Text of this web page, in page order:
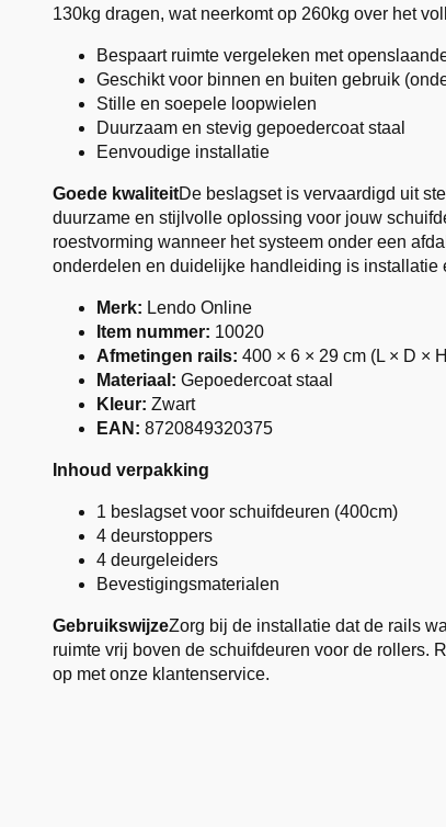
130kg dragen, wat neerkomt op 260kg over het
Bespaart ruimte vergeleken met
Geschikt voor binnen en buiten gebruik
Stille en soepele loopwielen
Duurzaam en stevig gepoedercoat staal
Eenvoudige installatie
Goede kwaliteitDe beslagset is vervaardigd uit
duurzame en stijlvolle oplossing voor jouw
roestvorming wanneer het systeem onder een
onderdelen en duidelijke handleiding is installatie
Merk: Lendo Online
Item nummer: 10020
Afmetingen rails: 400 × 6 × 29 cm (L × D ×
Materiaal: Gepoedercoat staal
Kleur: Zwart
EAN: 8720849320375
Inhoud verpakking
1 beslagset voor schuifdeuren (400cm)
4 deurstoppers
4 deurgeleiders
Bevestigingsmaterialen
GebruikswijzeZorg bij de installatie dat de rails
ruimte vrij boven de schuifdeuren voor de rollers.
op met onze klantenservice.